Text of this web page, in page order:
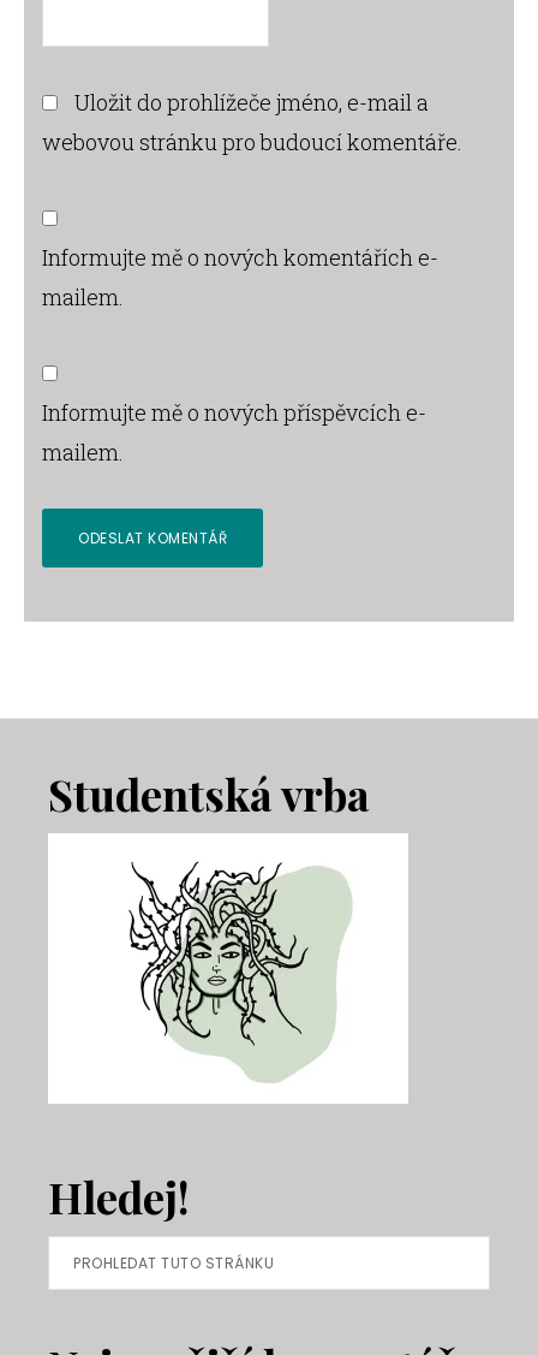
Uložit do prohlížeče jméno, e-mail a
webovou stránku pro budoucí komentáře.
Informujte mě o nových komentářích e-
mailem.
Informujte mě o nových příspěvcích e-
mailem.
Footer
Studentská vrba
Hledej!
Prohledat
tuto